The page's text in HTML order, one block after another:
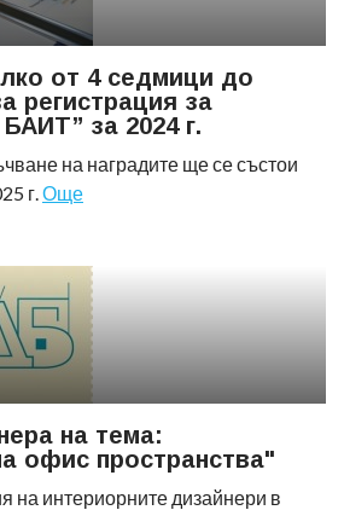
от 4 седмици до
регистрация за
за 2024 г.
на наградите ще се състои
г.Още
на тема:
офис пространства"
на интериорните дизайнери в